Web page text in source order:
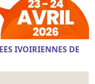
IVOIRIENNES DE